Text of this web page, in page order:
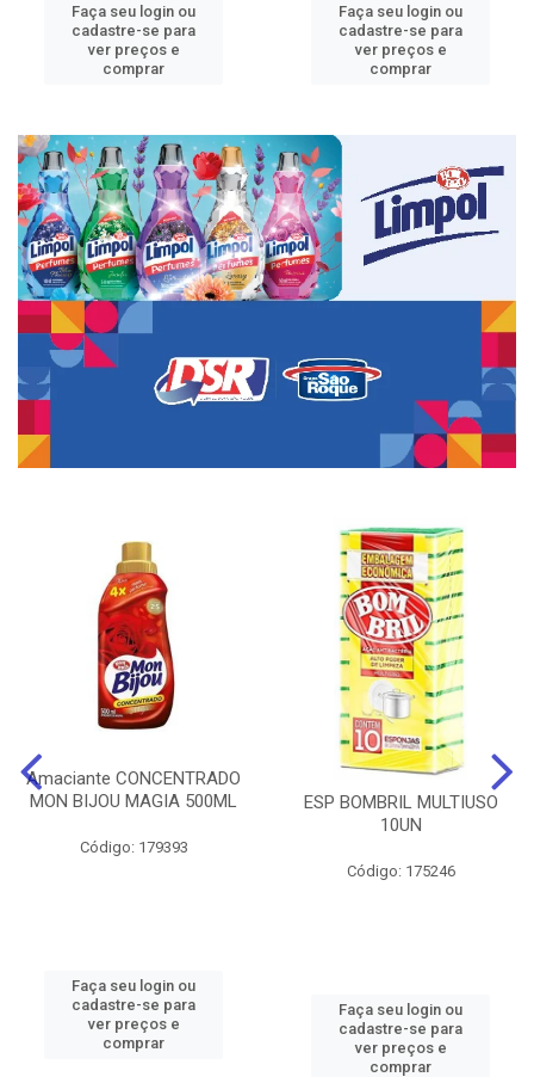
Faça seu login ou
cadastre-se para
ver preços e
comprar
Faça seu login ou
cadastre-se para
ver preços e
comprar
Amaciante CONCENTRADO
MON BIJOU MAGIA 500ML
Código: 179393
Faça seu login ou
cadastre-se para
ver preços e
comprar
ESP BOMBRIL MULTIUSO
10UN
Código: 175246
Faça seu login ou
cadastre-se para
ver preços e
comprar